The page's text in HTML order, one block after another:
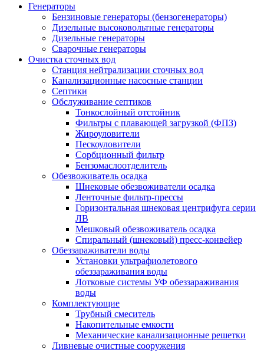
Генераторы
Бензиновые генераторы (бензогенераторы)
Дизельные высоковольтные генераторы
Дизельные генераторы
Сварочные генераторы
Очистка сточных вод
Станция нейтрализации сточных вод
Канализационные насосные станции
Септики
Обслуживание септиков
Тонкослойный отстойник
Фильтры с плавающей загрузкой (ФПЗ)
Жироуловители
Пескоуловители
Сорбционный фильтр
Бензомаслоотделитель
Обезвоживатель осадка
Шнековые обезвоживатели осадка
Ленточные фильтр-прессы
Горизонтальная шнековая центрифуга серии
ЛВ
Мешковый обезвоживатель осадка
Спиральный (шнековый) пресс-конвейер
Обеззараживатели воды
Установки ультрафиолетового
обеззараживания воды
Лотковые системы УФ обеззараживания
воды
Комплектующие
Трубный смеситель
Накопительные емкости
Механические канализационные решетки
Ливневые очистные сооружения